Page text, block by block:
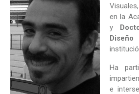
en la
y
Diseño
Ha
e